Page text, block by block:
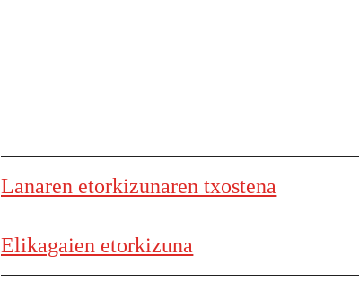
Lanaren etorkizunaren txostena
Elikagaien etorkizuna